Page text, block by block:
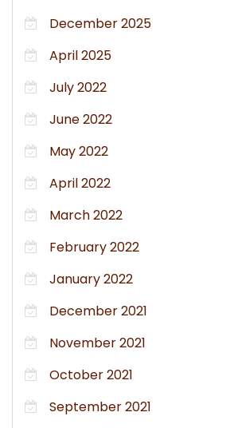
December 2025
April 2025
July 2022
June 2022
May 2022
April 2022
March 2022
February 2022
January 2022
December 2021
November 2021
October 2021
September 2021